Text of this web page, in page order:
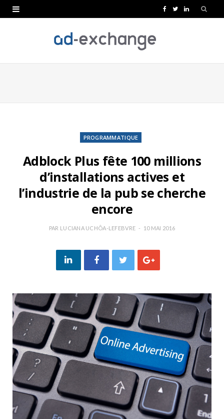
e
T
t
L
k
PROGRAMMATIQUE
Adblock Plus fête 100 millions
d’installations actives et
l’industrie de la pub se cherche
encore
PAR LUCIANA UCHÔA-LEFEBVRE 10 MAI 2016